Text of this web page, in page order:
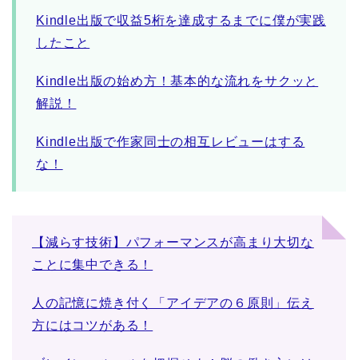
Kindle出版で収益5桁を達成するまでに僕が実践
したこと
Kindle出版の始め方！基本的な流れをサクッと
解説！
Kindle出版で作家同士の相互レビューはする
な！
【減らす技術】パフォーマンスが高まり大切な
ことに集中できる！
人の記憶に焼き付く「アイデアの６原則」伝え
方にはコツがある！